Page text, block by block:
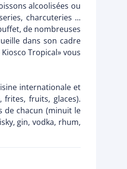
alcoolisées ou
charcuteries ...
de nombreuses
dans son cadre
Tropical» vous
internationale et
frites, fruits, glaces).
de chacun (minuit le
gin, vodka, rhum,